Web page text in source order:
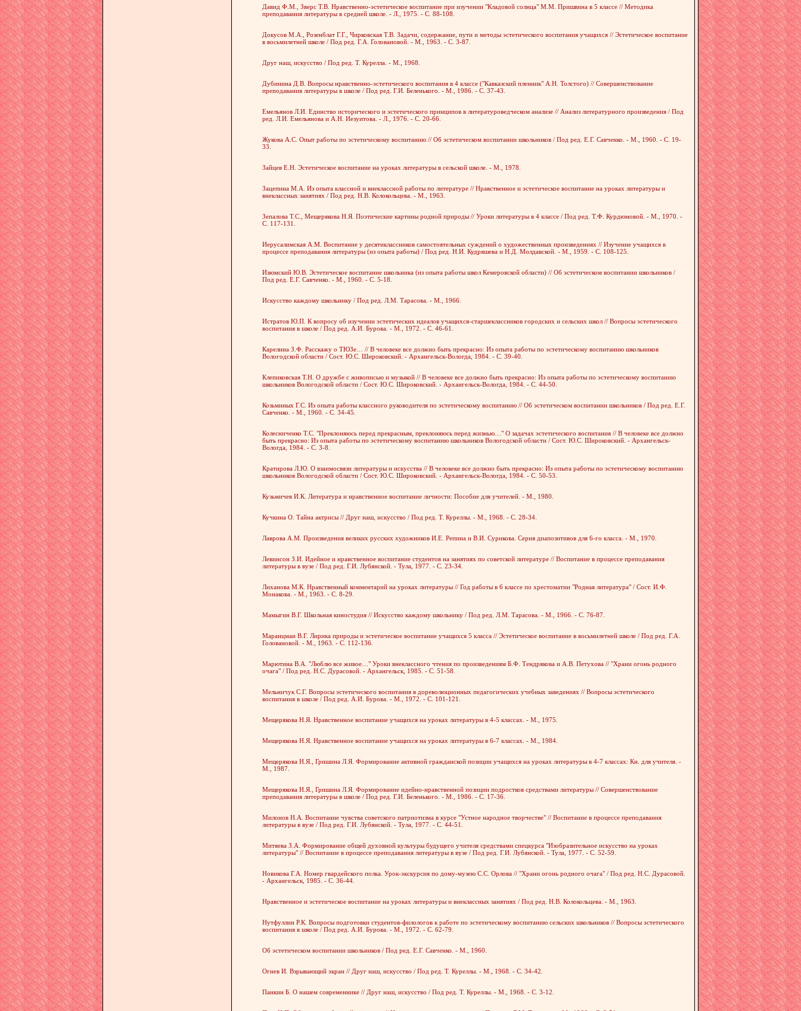
Давид Ф.М., Зверс Т.В. Нравственно-эстетическое воспитание при изучении "Кладовой солнца" М.М. Пришвина в 5 классе // Методика
преподавания литературы в средней школе. - Л., 1975. - С. 88-108.
Докусов М.А., Розенблат Г.Г., Чирковская Т.В. Задачи, содержание, пути и методы эстетического воспитания учащихся // Эстетическое воспитание
в восьмилетней школе / Под ред. Г.А. Головановой. - М., 1963. - С. 3-87.
Друг наш, искусство / Под ред. Т. Курелла. - М., 1968.
Дубинина Д.В. Вопросы нравственно-эстетического воспитания в 4 классе ("Кавказский пленник" А.Н. Толстого) // Совершенствование
преподавания литературы в школе / Под ред. Г.И. Беленького. - М., 1986. - С. 37-43.
Емельянов Л.И. Единство исторического и эстетического принципов в литературоведческом анализе // Анализ литературного произведения / Под
ред. Л.И. Емельянова и А.Н. Иезуитова. - Л., 1976. - С. 20-66.
Жукова А.С. Опыт работы по эстетическому воспитанию // Об эстетическом воспитании школьников / Под ред. Е.Г. Савченко. - М., 1960. - С. 19-
33.
Зайцев Е.Н. Эстетическое воспитание на уроках литературы в сельской школе. - М., 1978.
Зацепина М.А. Из опыта классной и внеклассной работы по литературе // Нравственное и эстетическое воспитание на уроках литературы и
внеклассных занятиях / Под ред. Н.В. Колокольцева. - М., 1963.
Зепалова Т.С., Мещерякова Н.Я. Поэтические картины родной природы // Уроки литературы в 4 классе / Под ред. Т.Ф. Курдюмовой. - М., 1970. -
С. 117-131.
Иерусалимская А.М. Воспитание у десятиклассников самостоятельных суждений о художественных произведениях // Изучение учащихся в
процессе преподавания литературы (из опыта работы) / Под ред. Н.И. Кудряшева и Н.Д. Молдавской. - М., 1959. - С. 108-125.
Изюмский Ю.В. Эстетическое воспитание школьника (из опыта работы школ Кемеровской области) // Об эстетическом воспитании школьников /
Под ред. Е.Г. Савченко. - М., 1960. - С. 5-18.
Искусство каждому школьнику / Под ред. Л.М. Тарасова. - М., 1966.
Истратов Ю.П. К вопросу об изучении эстетических идеалов учащихся-старшеклассников городских и сельских школ // Вопросы эстетического
воспитания в школе / Под ред. А.И. Бурова. - М., 1972. - С. 46-61.
Карелина З.Ф. Расскажу о ТЮЗе… // В человеке все должно быть прекрасно: Из опыта работы по эстетическому воспитанию школьников
Вологодской области / Сост. Ю.С. Широковский. - Архангельск-Вологда, 1984. - С. 39-40.
Клепиковская Т.Н. О дружбе с живописью и музыкой // В человеке все должно быть прекрасно: Из опыта работы по эстетическому воспитанию
школьников Вологодской области / Сост. Ю.С. Широковский. - Архангельск-Вологда, 1984. - С. 44-50.
Козьминых Г.С. Из опыта работы классного руководителя по эстетическому воспитанию // Об эстетическом воспитании школьников / Под ред. Е.Г.
Савченко. - М., 1960. - С. 34-45.
Колесниченко Т.С. "Преклоняюсь перед прекрасным, преклоняюсь перед жизнью…" О задачах эстетического воспитания // В человеке все должно
быть прекрасно: Из опыта работы по эстетическому воспитанию школьников Вологодской области / Сост. Ю.С. Широковский. - Архангельск-
Вологда, 1984. - С. 3-8.
Кратирова Л.Ю. О взаимосвязи литературы и искусства // В человеке все должно быть прекрасно: Из опыта работы по эстетическому воспитанию
школьников Вологодской области / Сост. Ю.С. Широковский. - Архангельск-Вологда, 1984. - С. 50-53.
Кузьмичев И.К. Литература и нравственное воспитание личности: Пособие для учителей. - М., 1980.
Кучкина О. Тайна актрисы // Друг наш, искусство / Под ред. Т. Куреллы. - М., 1968. - С. 28-34.
Лаврова А.М. Произведения великих русских художников И.Е. Репина и В.И. Сурикова. Серия диапозитивов для 6-го класса. - М., 1970.
Левинсон З.И. Идейное и нравственное воспитание студентов на занятиях по советской литературе // Воспитание в процессе преподавания
литературы в вузе / Под ред. Г.И. Лубянской. - Тула, 1977. - С. 23-34.
Лиханова М.К. Нравственный комментарий на уроках литературы // Год работы в 6 классе по хрестоматии "Родная литература" / Сост. И.Ф.
Монакова. - М., 1963. - С. 8-29.
Мамыгин В.Г. Школьная киностудия // Искусство каждому школьнику / Под ред. Л.М. Тарасова. - М., 1966. - С. 76-87.
Маранцман В.Г. Лирика природы и эстетическое воспитание учащихся 5 класса // Эстетическое воспитание в восьмилетней школе / Под ред. Г.А.
Головановой. - М., 1963. - С. 112-136.
Марютина В.А. "Люблю все живое…" Уроки внеклассного чтения по произведениям Б.Ф. Тендрякова и А.В. Петухова // "Храни огонь родного
очага" / Под ред. Н.С. Дурасовой. - Архангельск, 1985. - С. 51-58.
Мельничук С.Г. Вопросы эстетического воспитания в дореволюционных педагогических учебных заведениях // Вопросы эстетического
воспитания в школе / Под ред. А.И. Бурова. - М., 1972. - С. 101-121.
Мещерякова Н.Я. Нравственное воспитание учащихся на уроках литературы в 4-5 классах. - М., 1975.
Мещерякова Н.Я. Нравственное воспитание учащихся на уроках литературы в 6-7 классах. - М., 1984.
Мещерякова Н.Я., Гришина Л.Я. Формирование активной гражданской позиции учащихся на уроках литературы в 4-7 классах: Кн. для учителя. -
М., 1987.
Мещерякова Н.Я., Гришина Л.Я. Формирование идейно-нравственной позиции подростков средствами литературы // Совершенствование
преподавания литературы в школе / Под ред. Г.И. Беленького. - М., 1986. - С. 17-36.
Милонов Н.А. Воспитание чувства советского патриотизма в курсе "Устное народное творчестве" // Воспитание в процессе преподавания
литературы в вузе / Под ред. Г.И. Лубянской. - Тула, 1977. - С. 44-51.
Митяева З.А. Формирование общей духовной культуры будущего учителя средствами спецкурса "Изобразительное искусство на уроках
литературы" // Воспитание в процессе преподавания литературы в вузе / Под ред. Г.И. Лубянской. - Тула, 1977. - С. 52-59.
Новикова Г.А. Номер гвардейского полка. Урок-экскурсия по дому-музею С.С. Орлова // "Храни огонь родного очага" / Под ред. Н.С. Дурасовой.
- Архангельск, 1985. - С. 36-44.
Нравственное и эстетическое воспитание на уроках литературы и внеклассных занятиях / Под ред. Н.В. Колокольцева. - М., 1963.
Нутфуллин Р.К. Вопросы подготовки студентов-филологов к работе по эстетическому воспитанию сельских школьников // Вопросы эстетического
воспитания в школе / Под ред. А.И. Бурова. - М., 1972. - С. 62-79.
Об эстетическом воспитании школьников / Под ред. Е.Г. Савченко. - М., 1960.
Огнев И. Взрывающий экран // Друг наш, искусство / Под ред. Т. Куреллы. - М., 1968. - С. 34-42.
Панкин Б. О нашем современнике // Друг наш, искусство / Под ред. Т. Куреллы. - М., 1968. - С. 3-12.